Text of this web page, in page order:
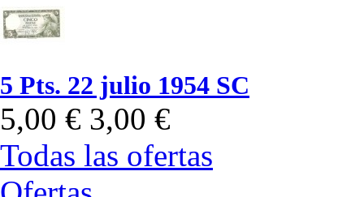
5 Pts. 22 julio 1954 SC
5,00 € 3,00 €
Todas las ofertas